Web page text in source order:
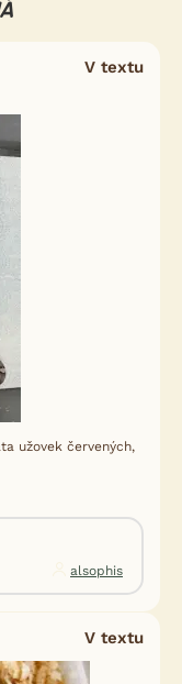
V textu
užovek červených,
alsophis
V textu